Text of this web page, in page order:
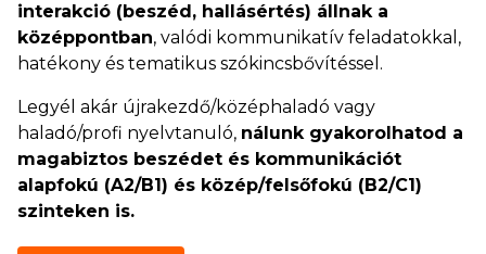
interakció (beszéd, hallásértés) állnak a
középpontban, valódi kommunikatív feladatokkal,
hatékony és tematikus szókincsbővítéssel.
Legyél akár újrakezdő/középhaladó vagy
haladó/profi nyelvtanuló, nálunk gyakorolhatod a
magabiztos beszédet és kommunikációt
alapfokú (A2/B1) és közép/felsőfokú (B2/C1)
szinteken is.